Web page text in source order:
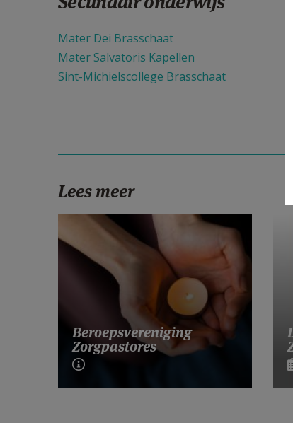
Mater Dei Brasschaat
Mater Salvatoris Kapellen
Sint-Michielscollege Brasschaat
Lees meer
Beroepsvereniging
Zorgpastores